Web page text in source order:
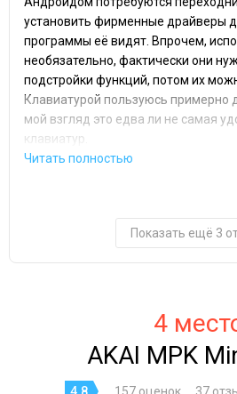
установить фирменные драйверы
программы её видят. Впрочем,
необязательно, фактически они
подстройки функций, потом их
Клавиатурой пользуюсь примерно
мой взгляд это едва ли не самая
клавиатур.
Показать ещё 3
4
AKAI MPK
4.8 157 оценок 37